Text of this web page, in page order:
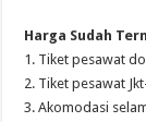
Harga Sudah
1. Tiket pesawat
2. Tiket pesawat
3. Akomodasi